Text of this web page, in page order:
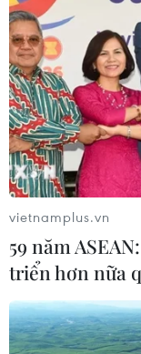
vietnamplus.vn
59 năm
triển hơn nữa